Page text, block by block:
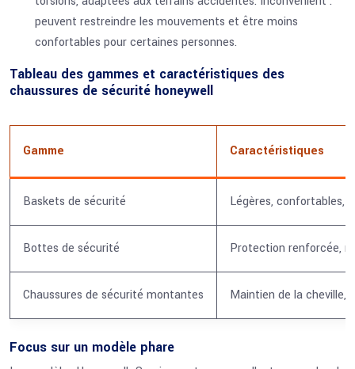
peuvent restreindre les mouvements et être moins
confortables pour certaines personnes.
Tableau des gammes et caractéristiques des
chaussures de sécurité honeywell
Gamme Caractéristiques
Baskets de sécurité Légères, confortables,
Bottes de sécurité Protection renforcée,
Chaussures de sécurité montantes Maintien de la cheville,
Focus sur un modèle phare